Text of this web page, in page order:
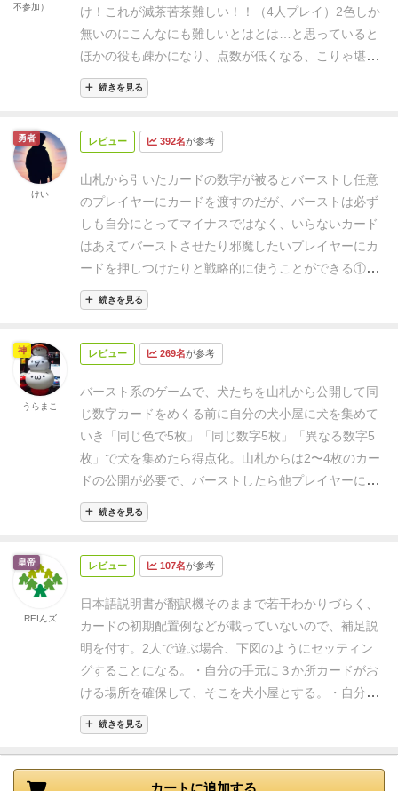
け！ これが滅茶苦茶難しい！！（4人プレイ） 2色しか
無いのにこんなにも難しいとはとは…と思っていると
ほかの役も疎かになり、点数が低くなる、こりゃ堪ら
んと成り行きに切り替えても思うようにはイカの何と
か。可愛さ余って憎さ百倍。余りの憎さに思わずポチ
る可愛らしさと、程よい難易度
続きを見る
不参加）
レビュー 392名が参考
山札から引いたカードの数字が被るとバーストし任意
のプレイヤーにカードを渡すのだが、バーストは必ず
しも自分にとってマイナスではなく、いらないカード
はあえてバーストさせたり邪魔したいプレイヤーにカ
ードを押しつけたりと戦略的に使うことができる①3
つの犬小屋（自分の場）に5枚カードを置くことがで
きれば得点になる
いい塩梅で、他のプレイヤーからバーストしたカード
ットされた犬小屋に押し付けられたカードを配置すれ
ば結局そこまで悪くない盤面になるので、サクサクし
たプレイ感もあいまって遠慮なく邪魔し合いできます
笑覚えやすいルールで初心者とも遊びやすく、アート
ワーク、コンポーネントも可愛いので万人におすすめ
できるゲームだと思います
続きを見る
勇者
けい
レビュー 269名が参考
バースト系のゲームで、犬たちを山札から公開して同
じ数字カードをめくる前に自分の犬小屋に犬を集めて
いき
「同じ色で5枚」「同じ数字5枚」「異なる数字5
枚」で犬を集めたら得点化。 山札からは2〜4枚のカー
ドの公開が必要で、バーストしたら他プレイヤーにカ
ードを振り分けて渡す必要がある。
つまで用意することができ、完成したら得点化してス
きないなら、犬小屋1つを壊して新たな犬小屋を作り
イヤーから渡されないと難しいから異なる数字が集め
やすいかな。山札から2枚は強制的にめくる必要があ
るので、あっさりバーストもあり得るのでそこら辺は
割り切って遊ばないとですね。 5点以上獲得で勝ちに
なりますが2点で終わったから箱絵の犬のように目を
細めた顔になりました。
続きを見る
神
うらまこ
レビュー 107名が参考
日本語説明書が翻訳機そのままで若干わかりづらく、
カードの初期配置例などが載っていないので、補足説
明を付す。 2人で遊ぶ場合、下図のようにセッティン
グすることになる。
・自分の手元に３か所カードがお
ける場所を確保して、そこを犬小屋とする。
・自分の
番に山札から1枚ずつめくっていき、最低2枚、最大4
枚めくる。・相手のバースト、または自分の番でバー
ストしなかったときに、獲得したカードを犬小屋に好
きなように重ねていく。（重ねるとき、その犬小屋の
続きを見る
皇帝
REIんズ
カートに追加する